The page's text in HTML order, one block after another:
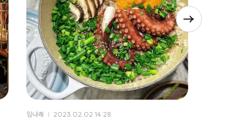
임나래 2023.02.02 14:28